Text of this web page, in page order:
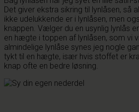
Det giver ekstra sikring til lynlåsen, så
ikke udelukkende er i lynlåsen, men
knappen. Vælger du en usynlig lynlås
en hægte i toppen af lynlåsen, som vi
almindelige lynlåse synes jeg nogle
tykt til en hægte, især hvis stoffet er
knap ofte en bedre løsning.